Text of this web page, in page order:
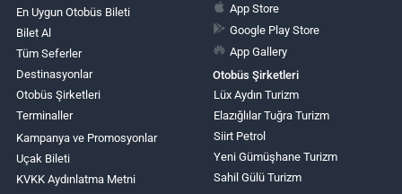
En Uygun Otobüs Bileti
Bilet Al
Tüm Seferler
Destinasyonlar
Otobüs Şirketleri
Terminaller
Kampanya ve Promosyonlar
Uçak Bileti
KVKK Aydınlatma Metni
App Store
Google Play Store
App Gallery
Otobüs Şirketleri
Lüx Aydın Turizm
Elazığlılar Tuğra Turizm
Siirt Petrol
Yeni Gümüşhane Turizm
Sahil Gülü Turizm